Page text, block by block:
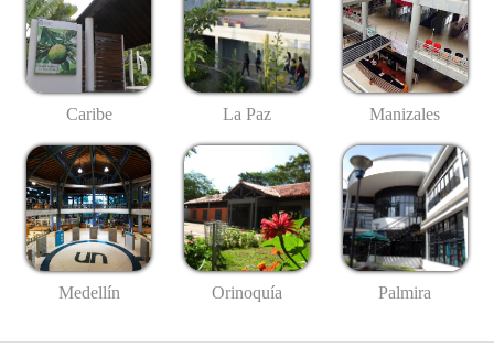
Caribe La Paz Manizales
Medellín Orinoquía Palmira